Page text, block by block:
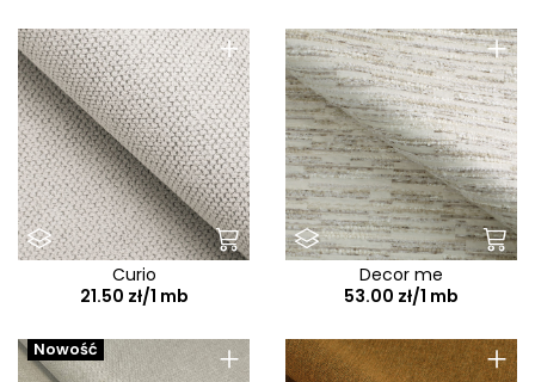
+
Curio
21.50 zł/1 mb
+
Decor me
53.00 zł/1 mb
+
Nowość +